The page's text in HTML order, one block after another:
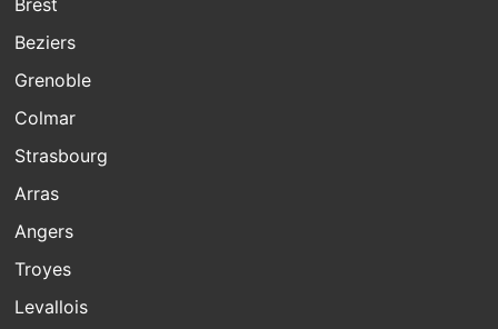
Brest
Beziers
Grenoble
Colmar
Strasbourg
Arras
Angers
Troyes
Levallois